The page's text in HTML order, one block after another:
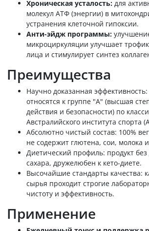
Хроническая усталость: для
молекул АТФ (энергии) в
устранения клеточной гипоксии.
Анти-эйдж программы:
микроциркуляции улучшает
лица и стимулирует синтез
Преимущества
Научно доказанная
относятся к группе "А" (высшая
действия и безопасности) по
Австралийского института спорта
Абсолютно чистый состав: 100%
не содержит глютена, сои, молока
Диетический профиль: продукт без
сахара, дружелюбен к кето-диете.
Высочайшие стандарты качества:
сырья проходит строгие
чистоту и эффективность.
Применение